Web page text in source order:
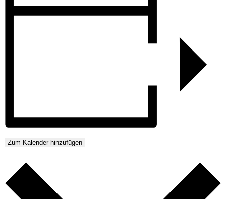
Zum Kalender hinzufügen